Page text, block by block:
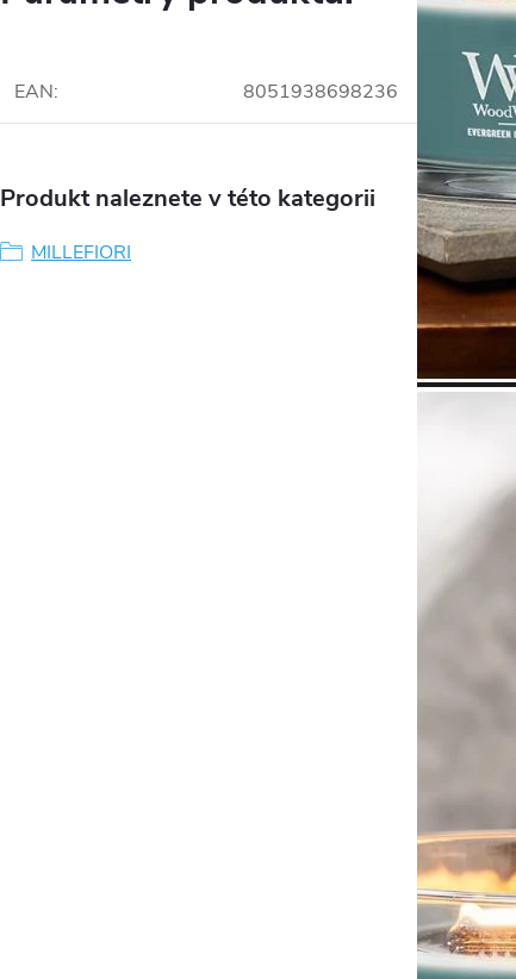
EAN: 8051938698236
Produkt naleznete v této kategorii
MILLEFIORI